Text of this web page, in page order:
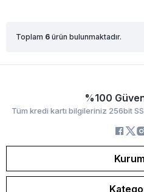
Toplam 6 ürün bulunmaktadır.
%100
Tüm kredi kartı bilgileriniz 256bit